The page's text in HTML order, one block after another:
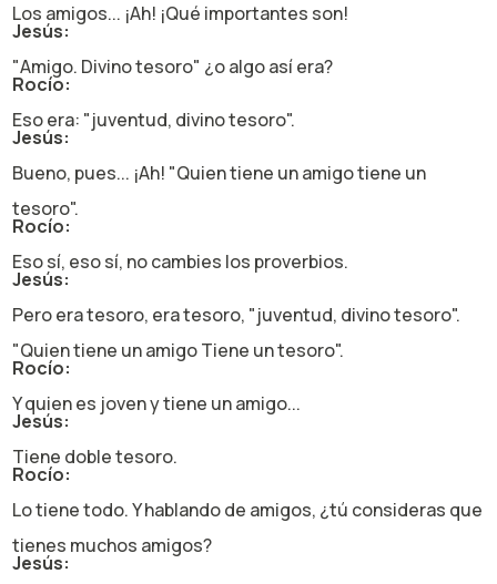
Los amigos... ¡Ah! ¡Qué importantes son!
Jesús:
"Amigo. Divino tesoro" ¿o algo así era?
Rocío:
Eso era: "juventud, divino tesoro".
Jesús:
Bueno, pues... ¡Ah! "Quien tiene un amigo tiene un
tesoro".
Rocío:
Eso sí, eso sí, no cambies los proverbios.
Jesús:
Pero era tesoro, era tesoro, "juventud, divino tesoro".
"Quien tiene un amigo Tiene un tesoro".
Rocío:
Y quien es joven y tiene un amigo...
Jesús:
Tiene doble tesoro.
Rocío:
Lo tiene todo. Y hablando de amigos, ¿tú consideras que
tienes muchos amigos?
Jesús: